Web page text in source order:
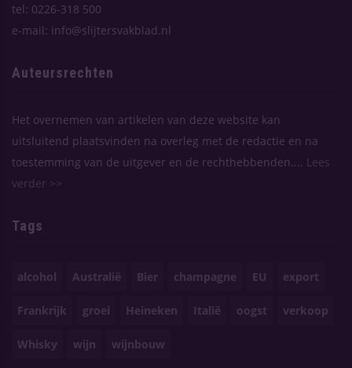
tel: 0226-318 500
e-mail: info@slijtersvakblad.nl
Auteursrechten
Het overnemen van artikelen van deze website kan
uitsluitend plaatsvinden na overleg met de redactie en na
toestemming van de uitgever en de rechthebbenden....
Lees
verder >>
Tags
alcohol Australië Bier champagne EU export
Frankrijk groei Heineken Italië oogst verkoop
Whisky wijn wijnbouw